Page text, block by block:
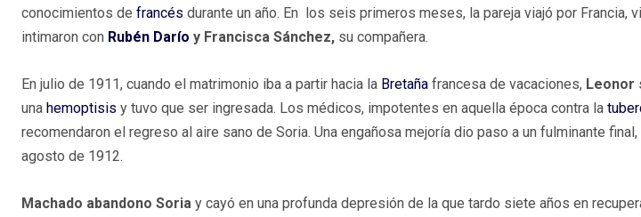
conocimientos de francés durante un año. En los seis primeros meses, la pareja viajó por Francia,
intimaron con Rubén Darío y Francisca Sánchez, su compañera.
En julio de 1911, cuando el matrimonio iba a partir hacia la Bretaña francesa de vacaciones, Leonor
una hemoptisis y tuvo que ser ingresada. Los médicos, impotentes en aquella época contra la
recomendaron el regreso al aire sano de Soria. Una engañosa mejoría dio paso a un fulminante
agosto de 1912.
Machado abandono Soria y cayó en una profunda depresión de la que tardo siete años en